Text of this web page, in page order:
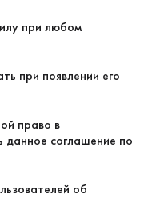
при любом
при появлении его
право в
данное соглашение по
об